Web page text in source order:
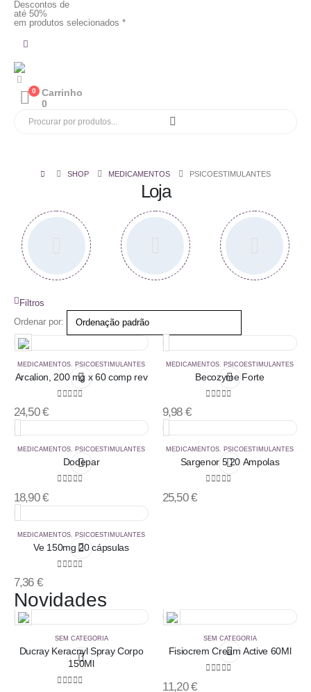
Descontos de
até 50%
em produtos selecionados *
0
Carrinho
0
SHOP MEDICAMENTOS PSICOESTIMULANTES
Loja
Filtros
Ordenar por:
MEDICAMENTOS, PSICOESTIMULANTES
Arcalion, 200 mg x 60 comp rev
24,50€
MEDICAMENTOS, PSICOESTIMULANTES
Becozyme Forte
9,98 €
MEDICAMENTOS, PSICOESTIMULANTES
Dodepar
18,90€
MEDICAMENTOS, PSICOESTIMULANTES
Sargenor 5 20 Ampolas
25,50€
MEDICAMENTOS PSICOESTIMULANTES
Ve 150mg 20 cápsulas
7,36 €
Novidades
SEM CATEGORIA
Ducray Keracnyl Spray Corpo
150Ml
SEM CATEGORIA
Fisiocrem Cream Active 60Ml
11,20€